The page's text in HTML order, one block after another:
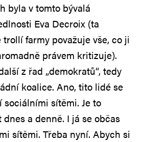
byla v tomto bývalá
Eva Decroix (ta
farmy považuje vše, co ji
právem kritizuje).
z řad „demokratů“, tedy
koalice. Ano, tito lidé se
sociálními sítěmi. Je to
a denně. I já se občas
sítěmi. Třeba nyní. Abych si